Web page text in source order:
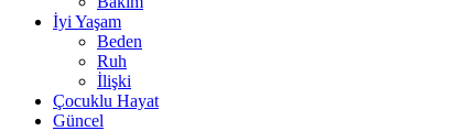
İyi Yaşam
Beden
Ruh
İlişki
Çocuklu Hayat
Güncel